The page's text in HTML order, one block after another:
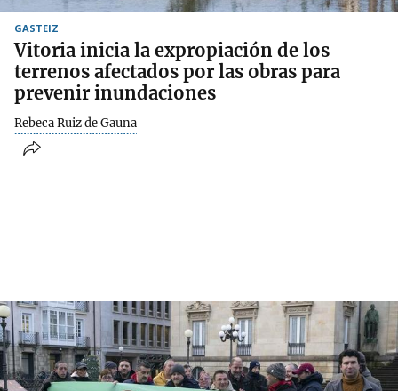
GASTEIZ
Vitoria inicia la expropiación de los
terrenos afectados por las obras para
prevenir inundaciones
Rebeca Ruiz de Gauna